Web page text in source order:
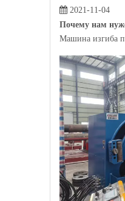
Машина изгиба
2021-11-03